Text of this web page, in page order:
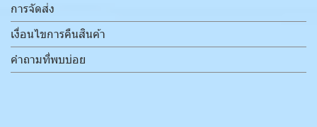
การจัดส่ง
เงื่อนไขการคืนสินค้า
คำถามที่พบบ่อย